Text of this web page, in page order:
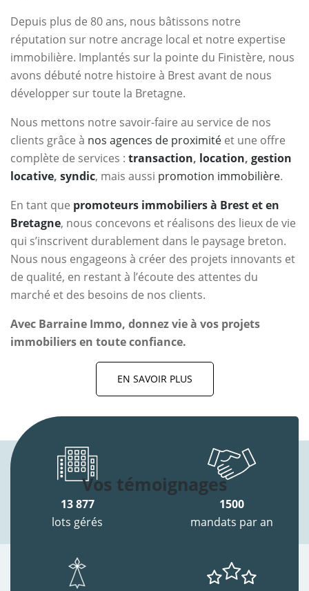
Depuis plus de 80 ans, nous bâtissons notre
réputation sur notre ancrage local et notre expertise
immobilière. Implantés sur la pointe du Finistère, nous
avons débuté notre histoire à Brest avant de nous
développer sur toute la Bretagne.
Nous mettons notre savoir-faire au service de nos
clients grâce à nos agences de proximité et une offre
complète de services : transaction, location, gestion
locative, syndic, mais aussi promotion immobilière.
En tant que promoteurs immobiliers à Brest et en
Bretagne, nous concevons et réalisons des lieux de vie
qui s’inscrivent durablement dans le paysage breton.
Nous nous engageons à créer des projets innovants et
de qualité, en restant à l’écoute des attentes du
marché et des besoins de nos clients.
Avec Barraine Immo, donnez vie à vos projets
immobiliers en toute confiance.
EN SAVOIR PLUS
Vos témoignages
13 877
lots gérés
1500
mandats par an